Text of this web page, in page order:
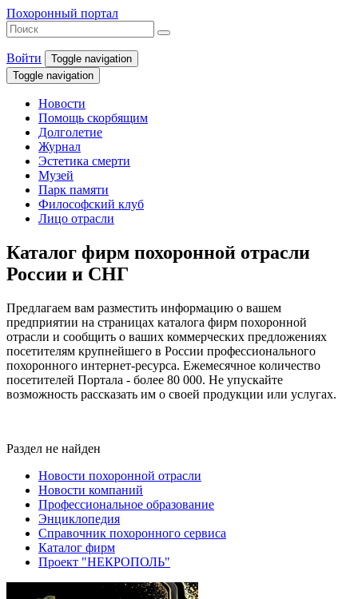
Похоронный портал
Войти
Toggle navigation
Toggle navigation
Новости
Помощь скорбящим
Долголетие
Журнал
Эстетика смерти
Музей
Парк памяти
Философский клуб
Лицо отрасли
Каталог фирм похоронной отрасли
России и СНГ
Предлагаем вам разместить информацию о вашем
предприятии на страницах каталога фирм похоронной
отрасли и сообщить о ваших коммерческих предложениях
посетителям крупнейшего в России профессионального
похоронного интернет-ресурса. Ежемесячное количество
посетителей Портала - более 80 000. Не упускайте
возможность рассказать им о своей продукции или услугах.
Раздел не найден
Новости похоронной отрасли
Новости компаний
Профессиональное образование
Энциклопедия
Справочник похоронного сервиса
Каталог фирм
Проект "НЕКРОПОЛЬ"